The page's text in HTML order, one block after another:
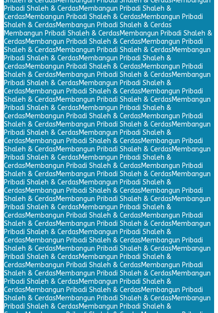
Pribadi Shaleh & CerdasMembangun Pribadi Shaleh &
CerdasMembangun Pribadi Shaleh & CerdasMembangun Pribadi
Shaleh & CerdasMembangun Pribadi Shaleh & Cerdas
Membangun Pribadi Shaleh & CerdasMembangun Pribadi Shaleh &
CerdasMembangun Pribadi Shaleh & CerdasMembangun Pribadi
Shaleh & CerdasMembangun Pribadi Shaleh & CerdasMembangun
Pribadi Shaleh & CerdasMembangun Pribadi Shaleh &
CerdasMembangun Pribadi Shaleh & CerdasMembangun Pribadi
Shaleh & CerdasMembangun Pribadi Shaleh & CerdasMembangun
Pribadi Shaleh & CerdasMembangun Pribadi Shaleh &
CerdasMembangun Pribadi Shaleh & CerdasMembangun Pribadi
Shaleh & CerdasMembangun Pribadi Shaleh & CerdasMembangun
Pribadi Shaleh & CerdasMembangun Pribadi Shaleh &
CerdasMembangun Pribadi Shaleh & CerdasMembangun Pribadi
Shaleh & CerdasMembangun Pribadi Shaleh & CerdasMembangun
Pribadi Shaleh & CerdasMembangun Pribadi Shaleh &
CerdasMembangun Pribadi Shaleh & CerdasMembangun Pribadi
Shaleh & CerdasMembangun Pribadi Shaleh & CerdasMembangun
Pribadi Shaleh & CerdasMembangun Pribadi Shaleh &
CerdasMembangun Pribadi Shaleh & CerdasMembangun Pribadi
Shaleh & CerdasMembangun Pribadi Shaleh & CerdasMembangun
Pribadi Shaleh & CerdasMembangun Pribadi Shaleh &
CerdasMembangun Pribadi Shaleh & CerdasMembangun Pribadi
Shaleh & CerdasMembangun Pribadi Shaleh & CerdasMembangun
Pribadi Shaleh & CerdasMembangun Pribadi Shaleh &
CerdasMembangun Pribadi Shaleh & CerdasMembangun Pribadi
Shaleh & CerdasMembangun Pribadi Shaleh & CerdasMembangun
Pribadi Shaleh & CerdasMembangun Pribadi Shaleh &
CerdasMembangun Pribadi Shaleh & CerdasMembangun Pribadi
Shaleh & CerdasMembangun Pribadi Shaleh & CerdasMembangun
Pribadi Shaleh & CerdasMembangun Pribadi Shaleh &
CerdasMembangun Pribadi Shaleh & CerdasMembangun Pribadi
Shaleh & CerdasMembangun Pribadi Shaleh & CerdasMembangun
Pribadi Shaleh & CerdasMembangun Pribadi Shaleh &
CerdasMembangun Pribadi Shaleh & CerdasMembangun Pribadi
Shaleh & CerdasMembangun Pribadi Shaleh & CerdasMembangun
Pribadi Shaleh & CerdasMembangun Pribadi Shaleh &